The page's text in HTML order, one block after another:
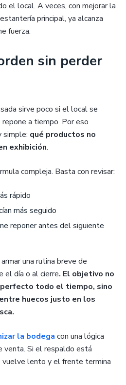
el local. A veces, con mejorar la
principal, ya alcanza
fuerza.
sin perder
sirve poco si el local se
a tiempo. Por eso
simple: qué productos no
exhibición.
compleja. Basta con revisar:
rápido
más seguido
reponer antes del siguiente
una rutina breve de
el día o al cierre. El objetivo no
todo el tiempo, sino
huecos justo en los
la bodega con una lógica
venta. Si el respaldo está
vuelve lento y el frente termina